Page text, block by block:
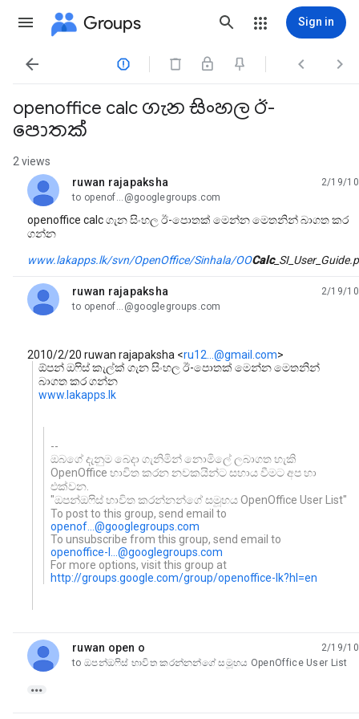
Groups Sign in
   
openoffice calc ගැන සිංහල ඊ-
පොතක්
2 views
ruwan rajapaksha
unread,
2/19/10
to openof...@googlegroups.com
openoffice calc ගැන සිංහල ඊ-පොතක් මෙන්න මෙතනින් බාගත කර
ගන්න
www.lakapps.lk/svn/OpenOffice/Sinhala/OOCalc
ruwan rajapaksha
unread,
2/19/10
to openof...@googlegroups.com
2010/2/20 ruwan rajapaksha <ru12...@gmail.com>
ඕපන් ඔෆිස් කැල්ක් ගැන සිංහල ඊ-පොතක් මෙන්න මෙතනින්
බාගත කර ගන්න
www.lakapps.lk
--
ඔබගේ දැනුම බෙදා ගැනිමින් නොමිලේ ලබාගත හැකි
OpenOffice භාවිත කරන නවකයින්ට සහාය වීමට අප හා
එක්වන.
"ඔපන්ඔෆිස් භාවිත කරන්නන්ගේ සමූහය OpenOffice User List"
To post to this group, send email to
openof...@googlegroups.com
To unsubscribe from this group, send email to
openoffice-l...@googlegroups.com
For more options, visit this group at
http://groups.google.com/group/openoffice-lk?hl=en
ruwan open o
unread,
2/19/10
to ඔපන්ඔෆිස් භාවිත කරන්නන්ගේ සමූහය OpenOffice User List
